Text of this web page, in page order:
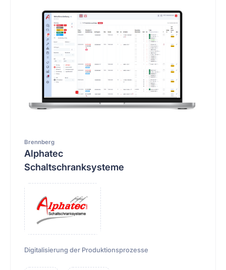
Brennberg
Alphatec
Schaltschranksysteme
Digitalisierung der Produktionsprozesse